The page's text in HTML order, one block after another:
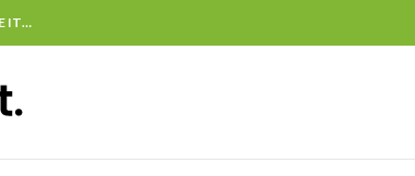
IT…